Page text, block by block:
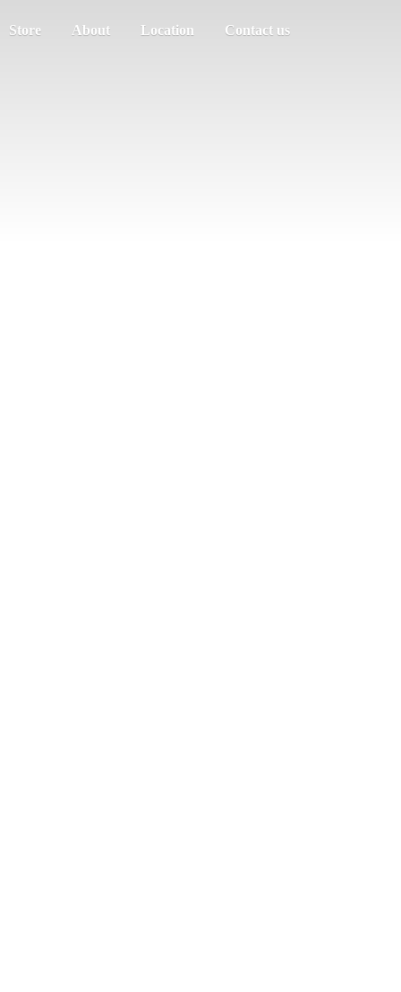
Store About Location Contact us